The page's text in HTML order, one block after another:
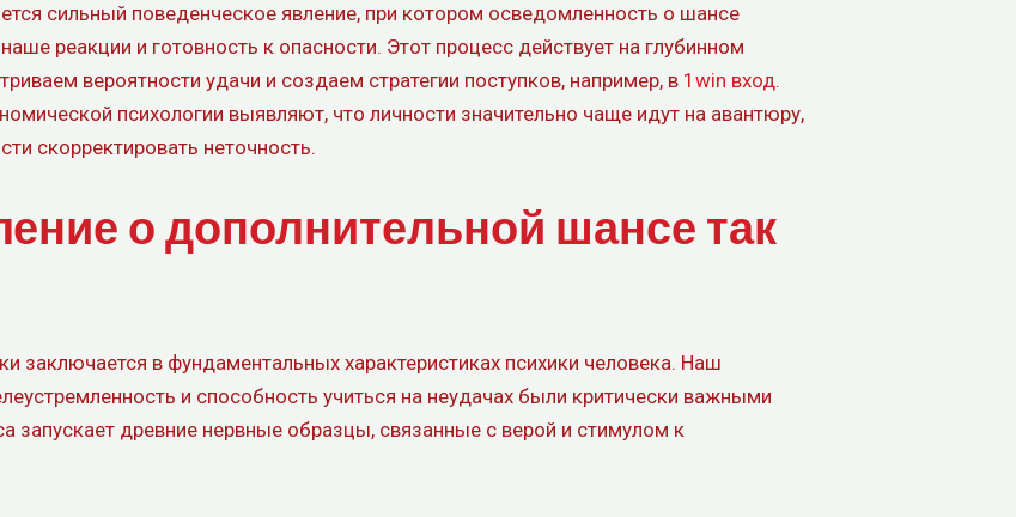
сильный поведенческое явление, при котором осведомленность о шансе
реакции и готовность к опасности. Этот процесс действует на глубинном
вероятности удачи и создаем стратегии поступков, например, в 1win вход.
психологии выявляют, что личности значительно чаще идут на авантюру,
скорректировать неточность.
о дополнительной шансе так
заключается в фундаментальных характеристиках психики человека. Наш
и способность учиться на неудачах были критически важными
запускает древние нервные образцы, связанные с верой и стимулом к